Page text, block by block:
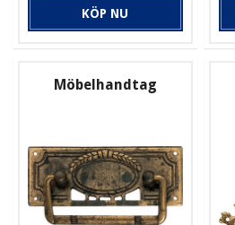
KÖP NU
Möbelhandtag